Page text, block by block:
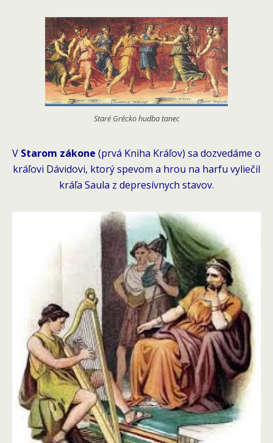
Staré Grécko hudba tanec
V Starom zákone (prvá Kniha Kráľov) sa dozvedáme o
kráľovi Dávidovi, ktorý spevom a hrou na harfu vyliečil
kráľa Saula z depresívnych stavov.